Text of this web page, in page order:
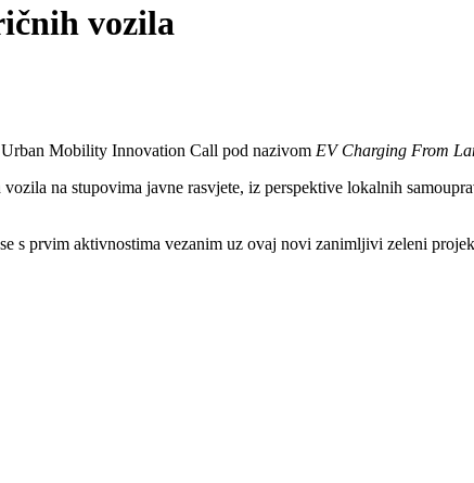
vozila
Mobility Innovation Call pod nazivom EV Charging From
na stupovima javne rasvjete, iz perspektive lokalnih
s prvim aktivnostima vezanim uz ovaj novi zanimljivi zeleni